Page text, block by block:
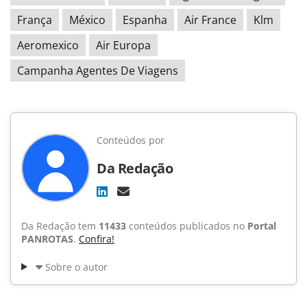
França
México Espanha Air France
Klm
Aeromexico
Air Europa
Campanha Agentes De Viagens
Conteúdos por
Da Redação
Da Redação tem 11433 conteúdos publicados no Portal
PANROTAS. Confira!
Sobre o autor